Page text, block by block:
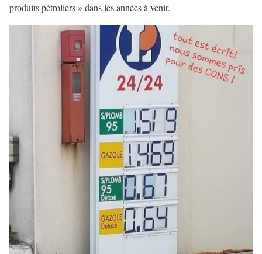
produits pétroliers » dans les années à venir.